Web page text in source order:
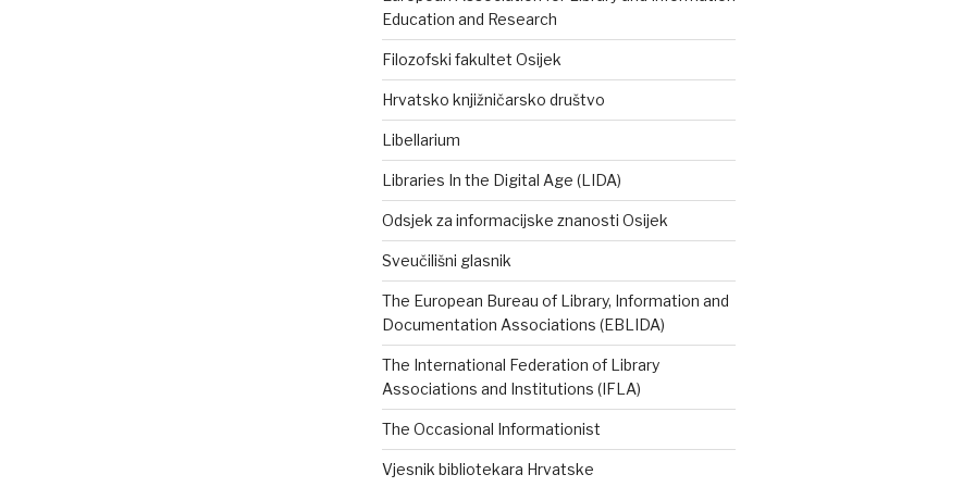
Education and Research
Filozofski fakultet Osijek
Hrvatsko knjižničarsko društvo
Libellarium
Libraries In the Digital Age (LIDA)
Odsjek za informacijske znanosti Osijek
Sveučilišni glasnik
The European Bureau of Library, Information and
Documentation Associations (EBLIDA)
The International Federation of Library
Associations and Institutions (IFLA)
The Occasional Informationist
Vjesnik bibliotekara Hrvatske